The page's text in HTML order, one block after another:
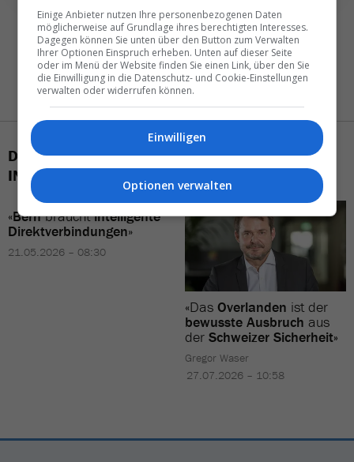
DAS KÖNNTE SIE AUCH
INTERESSIEREN
«Bernbrauchtintelligente
Direktverbindungen»
21.05.2026 – 08:30
«Das Overlanden ist der
bewusste Ausbruch aus
der Schweizer Sicherheit»
Gregor Waser
27.07.2026 – 10:58
Einige Anbieter nutzen Ihre personenbezogenen Daten
möglicherweise auf Grundlage ihres berechtigten Interesses.
Dagegen können Sie unten über den Button zum Verwalten
Ihrer Optionen Einspruch erheben. Unten auf dieser Seite
oder im Menü der Website finden Sie einen Link, über den Sie
die Einwilligung in die Datenschutz- und Cookie-Einstellungen
verwalten oder widerrufen können.
Einwilligen
Optionen verwalten